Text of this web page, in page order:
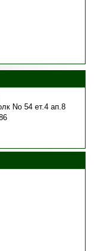
No 54 ет.4 ап.8